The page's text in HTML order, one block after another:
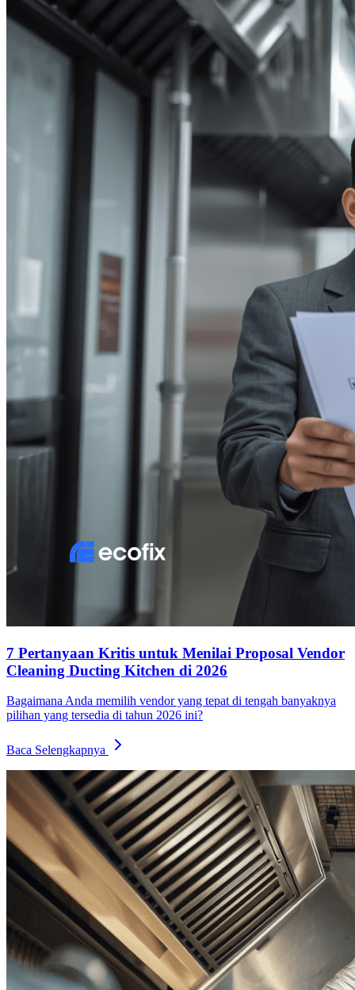
7 Pertanyaan Kritis untuk Menilai Proposal Vendor
Cleaning Ducting Kitchen di 2026
Bagaimana Anda memilih vendor yang tepat di tengah banyaknya
pilihan yang tersedia di tahun 2026 ini?
Baca Selengkapnya